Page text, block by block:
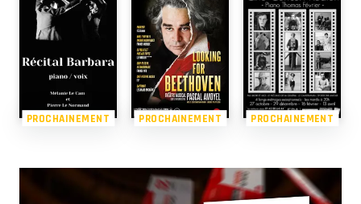
PROCHAINEMENT PROCHAINEMENT PROCHAINEMENT